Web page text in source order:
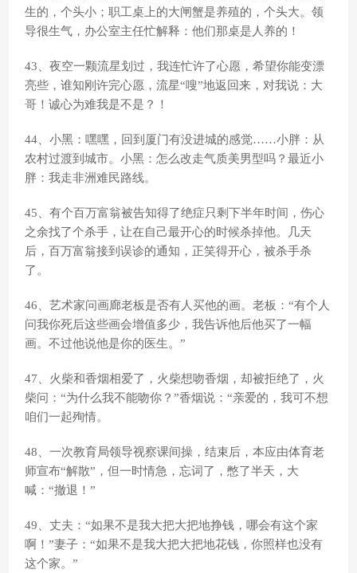
生的，个头小；职工桌上的大闸蟹是养殖的，个头大。领
导很生气，办公室主任忙解释：他们那桌是人养的！
43、夜空一颗流星划过，我连忙许了心愿，希望你能变漂
亮些，谁知刚许完心愿，流星“嗖”地返回来，对我说：大
哥！诚心为难我是不是？！
44、小黑：嘿嘿，回到厦门有没进城的感觉……小胖：从
农村过渡到城市。小黑：怎么改走气质美男型吗？最近小
胖：我走非洲难民路线。
45、有个百万富翁被告知得了绝症只剩下半年时间，伤心
之余找了个杀手，让在自己最开心的时候杀掉他。几天
后，百万富翁接到误诊的通知，正笑得开心，被杀手杀
了。
46、艺术家问画廊老板是否有人买他的画。老板：“有个人
问我你死后这些画会增值多少，我告诉他后他买了一幅
画。不过他说他是你的医生。”
47、火柴和香烟相爱了，火柴想吻香烟，却被拒绝了，火
柴问：“为什么我不能吻你？”香烟说：“亲爱的，我可不想
咱们一起殉情。
48、一次教育局领导视察课间操，结束后，本应由体育老
师宣布“解散”，但一时情急，忘词了，憋了半天，大
喊：“撤退！”
49、丈夫：“如果不是我大把大把地挣钱，哪会有这个家
啊！”妻子：“如果不是我大把大把地花钱，你照样也没有
这个家。”